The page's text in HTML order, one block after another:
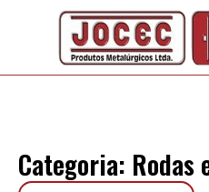
Categoria: Rodas